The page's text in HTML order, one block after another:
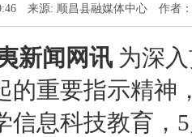
来源: 顺昌县融媒体中心 作者
新闻网讯 为深
的重要指示精神
信息科技教育，